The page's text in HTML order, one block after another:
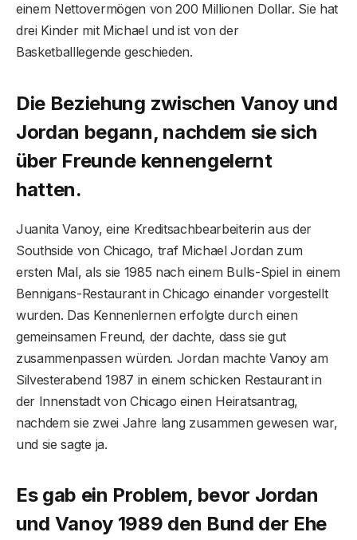
einem Nettovermögen von 200 Millionen Dollar. Sie hat
drei Kinder mit Michael und ist von der
Basketballlegende geschieden.
Die Beziehung zwischen Vanoy und
Jordan begann, nachdem sie sich
über Freunde kennengelernt
hatten.
Juanita Vanoy, eine Kreditsachbearbeiterin aus der
Southside von Chicago, traf Michael Jordan zum
ersten Mal, als sie 1985 nach einem Bulls-Spiel in einem
Bennigans-Restaurant in Chicago einander vorgestellt
wurden. Das Kennenlernen erfolgte durch einen
gemeinsamen Freund, der dachte, dass sie gut
zusammenpassen würden. Jordan machte Vanoy am
Silvesterabend 1987 in einem schicken Restaurant in
der Innenstadt von Chicago einen Heiratsantrag,
nachdem sie zwei Jahre lang zusammen gewesen war,
und sie sagte ja.
Es gab ein Problem, bevor Jordan
und Vanoy 1989 den Bund der Ehe